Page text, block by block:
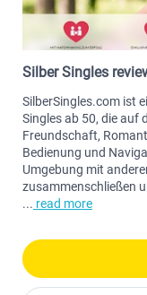
Silber Singles
SilberSingles.com ist
Singles ab 50, die auf
Freundschaft,
Bedienung und
Umgebung mit
zusammenschließen
... read more